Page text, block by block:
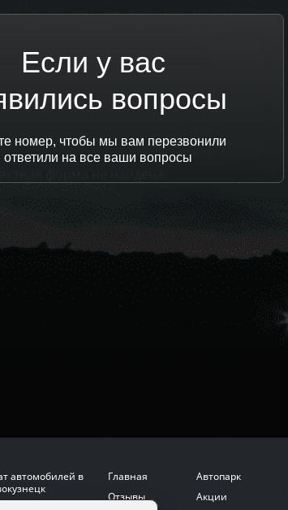
Если у вас
вопросы
номер, чтобы мы вам перезвонили
ответили на все ваши вопросы
автомобилей в
Главная Автопарк
Отзывы
Акции